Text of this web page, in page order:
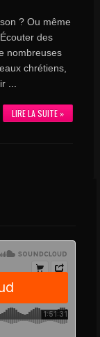
? Ou même
des
nombreuses
chrétiens,
...
LIRE LA SUITE »